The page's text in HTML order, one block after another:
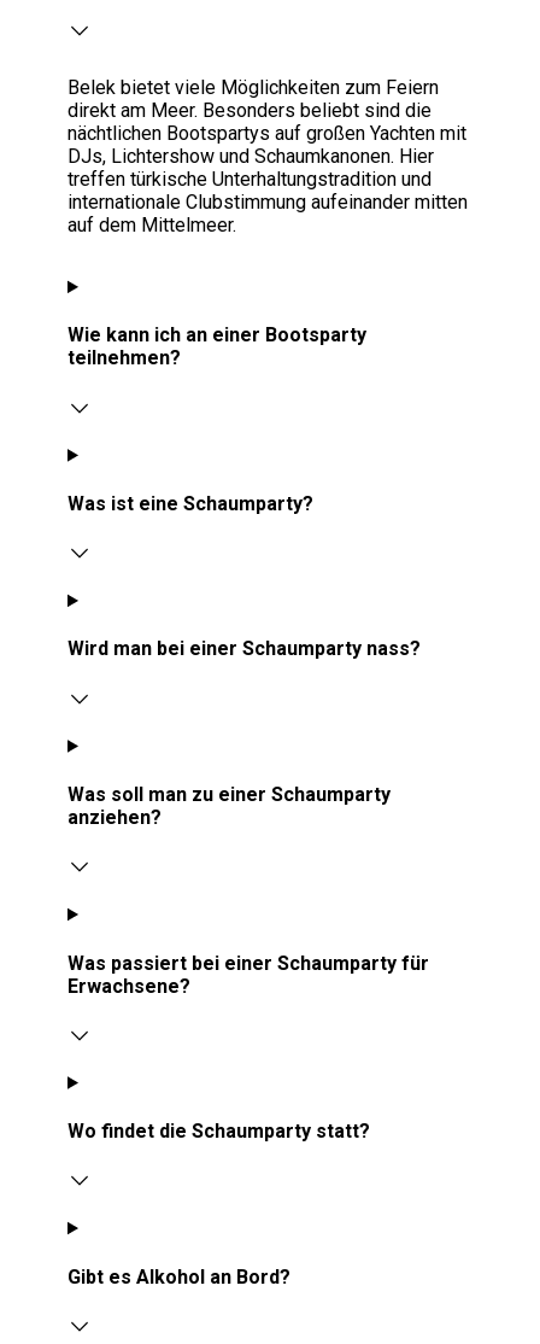
Belek bietet viele Möglichkeiten zum Feiern
direkt am Meer. Besonders beliebt sind die
nächtlichen Bootspartys auf großen Yachten mit
DJs, Lichtershow und Schaumkanonen. Hier
treffen türkische Unterhaltungstradition und
internationale Clubstimmung aufeinander mitten
auf dem Mittelmeer.
Wie kann ich an einer Bootsparty
teilnehmen?
Was ist eine Schaumparty?
Wird man bei einer Schaumparty nass?
Was soll man zu einer Schaumparty
anziehen?
Was passiert bei einer Schaumparty für
Erwachsene?
Wo findet die Schaumparty statt?
Gibt es Alkohol an Bord?